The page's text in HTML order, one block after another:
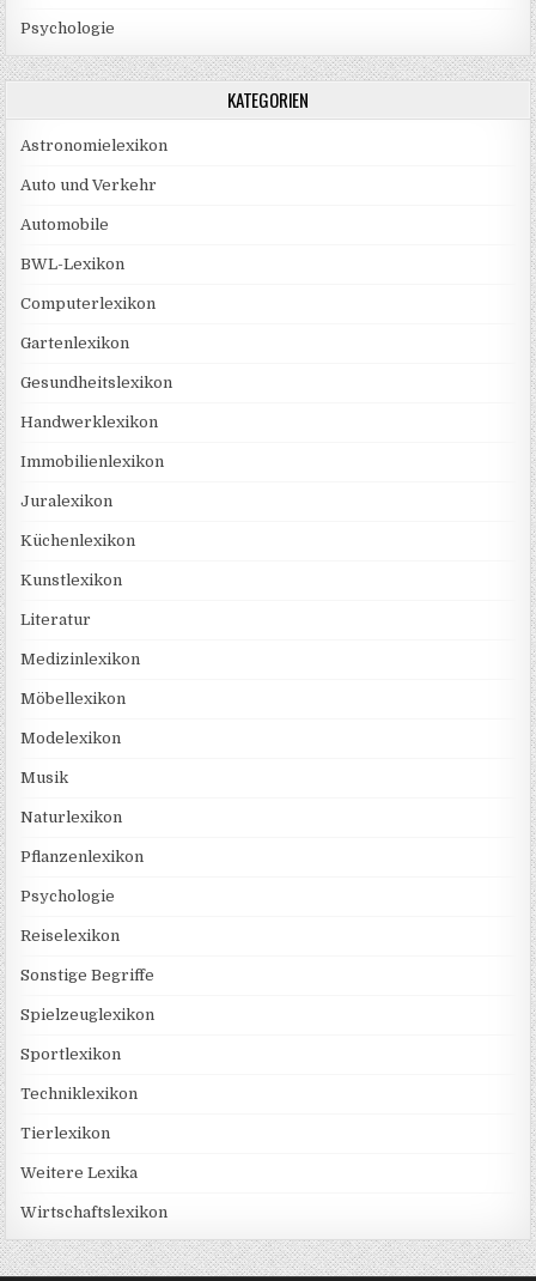
Psychologie
KATEGORIEN
Astronomielexikon
Auto und Verkehr
Automobile
BWL-Lexikon
Computerlexikon
Gartenlexikon
Gesundheitslexikon
Handwerklexikon
Immobilienlexikon
Juralexikon
Küchenlexikon
Kunstlexikon
Literatur
Medizinlexikon
Möbellexikon
Modelexikon
Musik
Naturlexikon
Pflanzenlexikon
Psychologie
Reiselexikon
Sonstige Begriffe
Spielzeuglexikon
Sportlexikon
Techniklexikon
Tierlexikon
Weitere Lexika
Wirtschaftslexikon